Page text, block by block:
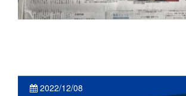
2022/12/08